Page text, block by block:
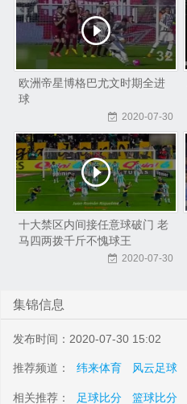
欧洲帝星博格巴尤文时期全进
球
2020-07-30
十大禁区内间接任意球破门 老
马四两拨千斤不愧球王
2020-07-30
集锦信息
发布时间：2020-07-30 15:02
推荐频道： 纬来体育 风云足球
相关推荐： 足球比分 篮球比分